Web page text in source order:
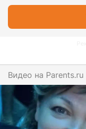
Видео на parents.ru